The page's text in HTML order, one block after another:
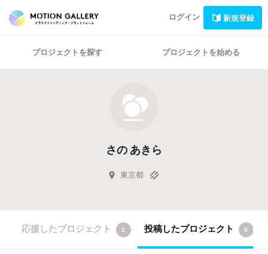
ログイン 新規登録
プロジェクトを探す プロジェクトを始める
さの あきら
東京都
応援したプロジェクト 2 投稿したプロジェクト 0